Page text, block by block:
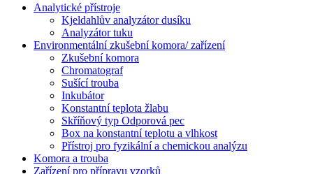
Analytické přístroje
Kjeldahlův analyzátor dusíku
Analyzátor tuku
Environmentální zkušební komora/ zařízení
Zkušební komora
Chromatograf
Sušící trouba
Inkubátor
Konstantní teplota žlabu
Skříňový typ Odporová pec
Box na konstantní teplotu a vlhkost
Přístroj pro fyzikální a chemickou analýzu
Komora a trouba
Zařízení pro přípravu vzorků